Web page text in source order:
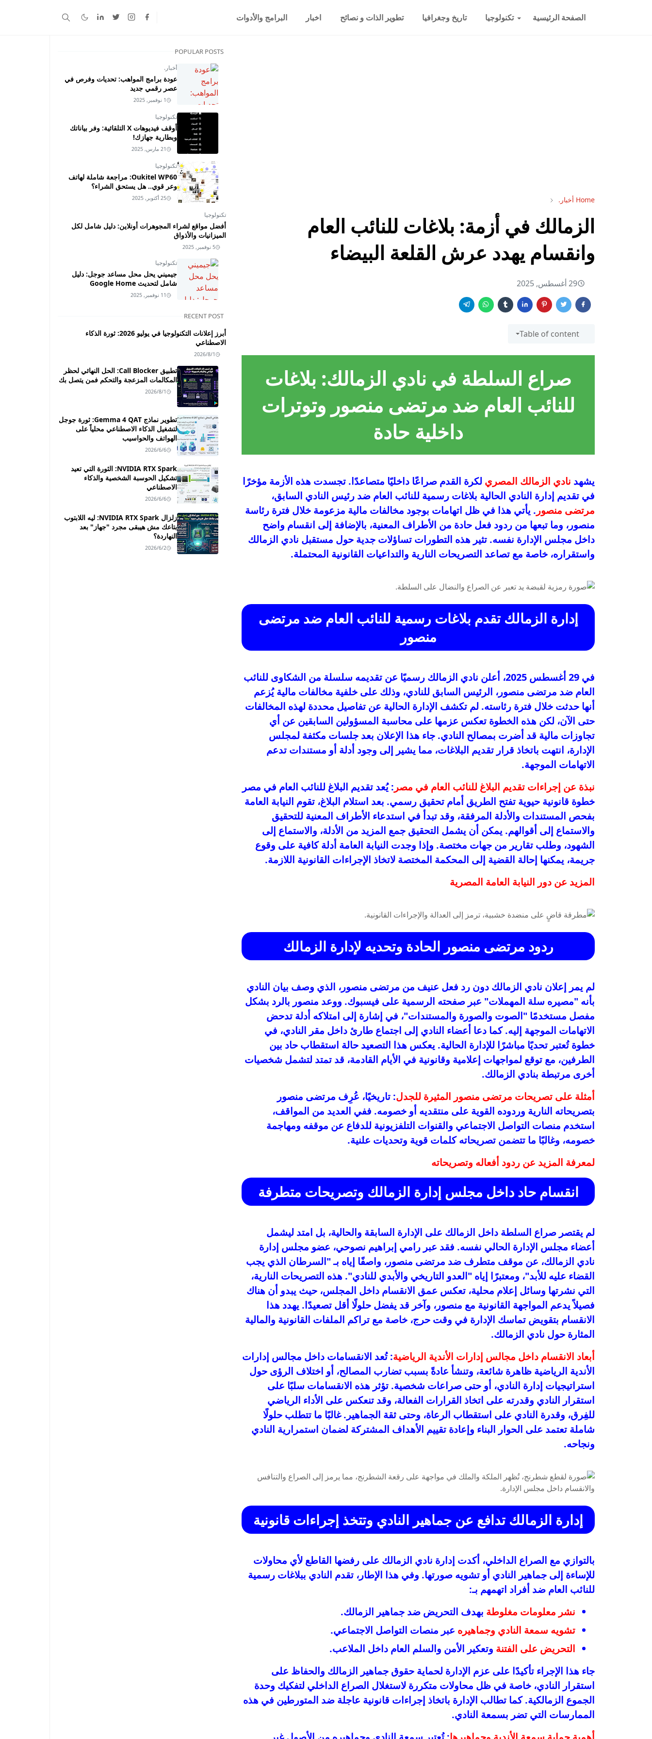
الصفحة الرئيسية تكنولوجيا تاريخ وجغرافيا تطوير الذات و نصائح اخبار البرامج والأدوات
Home أخبار.
الزمالك في أزمة: بلاغات للنائب العام
وانقسام يهدد عرش القلعة البيضاء
29 أغسطس, 2025
Table of content
صراع السلطة في نادي الزمالك: بلاغات
للنائب العام ضد مرتضى منصور وتوترات
داخلية حادة
يشهد نادي الزمالك المصري لكرة القدم صراعًا داخليًا متصاعدًا. تجسدت هذه الأزمة مؤخرًا
في تقديم إدارة النادي الحالية بلاغات رسمية للنائب العام ضد رئيس النادي السابق،
مرتضى منصور . يأتي هذا في ظل اتهامات بوجود مخالفات مالية مزعومة خلال فترة رئاسة
منصور، وما تبعها من ردود فعل حادة من الأطراف المعنية، بالإضافة إلى انقسام واضح
داخل مجلس الإدارة نفسه. تثير هذه التطورات تساؤلات جدية حول مستقبل نادي الزمالك
واستقراره، خاصة مع تصاعد التصريحات النارية والتداعيات القانونية المحتملة.
إدارة الزمالك تقدم بلاغات رسمية للنائب العام ضد مرتضى
منصور
في 29 أغسطس 2025، أعلن نادي الزمالك رسميًا عن تقديمه سلسلة من الشكاوى للنائب
العام ضد مرتضى منصور، الرئيس السابق للنادي، وذلك على خلفية مخالفات مالية يُزعم
أنها حدثت خلال فترة رئاسته. لم تكشف الإدارة الحالية عن تفاصيل محددة لهذه المخالفات
حتى الآن، لكن هذه الخطوة تعكس عزمها على محاسبة المسؤولين السابقين عن أي
تجاوزات مالية قد أضرت بمصالح النادي. جاء هذا الإعلان بعد جلسات مكثفة لمجلس
الإدارة، انتهت باتخاذ قرار تقديم البلاغات، مما يشير إلى وجود أدلة أو مستندات تدعم
الاتهامات الموجهة.
نبذة عن إجراءات تقديم البلاغ للنائب العام في مصر : يُعد تقديم البلاغ للنائب العام في مصر
خطوة قانونية حيوية تفتح الطريق أمام تحقيق رسمي. بعد استلام البلاغ، تقوم النيابة العامة
بفحص المستندات والأدلة المرفقة، وقد تبدأ في استدعاء الأطراف المعنية للتحقيق
والاستماع إلى أقوالهم. يمكن أن يشمل التحقيق جمع المزيد من الأدلة، والاستماع إلى
الشهود، وطلب تقارير من جهات مختصة. وإذا وجدت النيابة العامة أدلة كافية على وقوع
جريمة، يمكنها إحالة القضية إلى المحكمة المختصة لاتخاذ الإجراءات القانونية اللازمة.
المزيد عن دور النيابة العامة المصرية
ردود مرتضى منصور الحادة وتحديه لإدارة الزمالك
لم يمر إعلان نادي الزمالك دون رد فعل عنيف من مرتضى منصور، الذي وصف بيان النادي
بأنه "مصيره سلة المهملات" عبر صفحته الرسمية على فيسبوك. ووعد منصور بالرد بشكل
مفصل مستخدمًا "الصوت والصورة والمستندات"، في إشارة إلى امتلاكه أدلة تدحض
الاتهامات الموجهة إليه. كما دعا أعضاء النادي إلى اجتماع طارئ داخل مقر النادي، في
خطوة تُعتبر تحديًا مباشرًا للإدارة الحالية. يعكس هذا التصعيد حالة استقطاب حاد بين
الطرفين، مع توقع لمواجهات إعلامية وقانونية في الأيام القادمة، قد تمتد لتشمل شخصيات
أخرى مرتبطة بنادي الزمالك.
أمثلة على تصريحات مرتضى منصور المثيرة للجدل: تاريخيًا، عُرِف مرتضى منصور
بتصريحاته النارية وردوده القوية على منتقديه أو خصومه. ففي العديد من المواقف،
استخدم منصات التواصل الاجتماعي والقنوات التلفزيونية للدفاع عن موقفه ومهاجمة
خصومه، وغالبًا ما تتضمن تصريحاته كلمات قوية وتحديات علنية.
لمعرفة المزيد عن ردود أفعاله وتصريحاته
انقسام حاد داخل مجلس إدارة الزمالك وتصريحات متطرفة
لم يقتصر صراع السلطة داخل الزمالك على الإدارة السابقة والحالية، بل امتد ليشمل
أعضاء مجلس الإدارة الحالي نفسه. فقد عبر رامي إبراهيم نصوحي، عضو مجلس إدارة
نادي الزمالك، عن موقف متطرف ضد مرتضى منصور، واصفًا إياه بـ "السرطان الذي يجب
القضاء عليه للأبد"، ومعتبرًا إياه "العدو التاريخي والأبدي للنادي". هذه التصريحات النارية،
التي نشرتها وسائل إعلام محلية، تعكس عمق الانقسام داخل المجلس، حيث يبدو أن هناك
فصيلاً يدعم المواجهة القانونية مع منصور، وآخر قد يفضل حلولًا أقل تصعيدًا. يهدد هذا
الانقسام بتقويض تماسك الإدارة في وقت حرج، خاصة مع تراكم الملفات القانونية والمالية
المثارة حول نادي الزمالك.
أبعاد الانقسام داخل مجالس إدارات الأندية الرياضية: تُعد الانقسامات داخل مجالس إدارات
الأندية الرياضية ظاهرة شائعة، وتنشأ عادةً بسبب تضارب المصالح، أو اختلاف الرؤى حول
استراتيجيات إدارة النادي، أو حتى صراعات شخصية. تؤثر هذه الانقسامات سلبًا على
استقرار النادي وقدرته على اتخاذ القرارات الفعالة، وقد تنعكس على الأداء الرياضي
للفِرق، وقدرة النادي على استقطاب الرعاة، وحتى ثقة الجماهير. غالبًا ما تتطلب حلولًا
شاملة تعتمد على الحوار البناء وإعادة تقييم الأهداف المشتركة لضمان استمرارية النادي
ونجاحه.
إدارة الزمالك تدافع عن جماهير النادي وتتخذ إجراءات قانونية
بالتوازي مع الصراع الداخلي، أكدت إدارة نادي الزمالك على رفضها القاطع لأي محاولات
للإساءة إلى جماهير النادي أو تشويه صورتها. وفي هذا الإطار، تقدم النادي ببلاغات رسمية
للنائب العام ضد أفراد اتهمهم بـ:
نشر معلومات مغلوطة بهدف التحريض ضد جماهير الزمالك.
تشويه سمعة النادي وجماهيره عبر منصات التواصل الاجتماعي.
التحريض على الفتنة وتعكير الأمن والسلم العام داخل الملاعب.
جاء هذا الإجراء تأكيدًا على عزم الإدارة لحماية حقوق جماهير الزمالك والحفاظ على
استقرار النادي، خاصة في ظل محاولات متكررة لاستغلال الصراع الداخلي لتفكيك وحدة
الجموع الزمالكية. كما تطالب الإدارة باتخاذ إجراءات قانونية عاجلة ضد المتورطين في هذه
الممارسات التي تضر بسمعة النادي.
POPULAR POSTS
أخبار.
عودة برامج المواهب: تحديات وفرص في
عصر رقمي جديد
1 نوفمبر, 2025
تكنولوجيا
أوقف فيديوهات X التلقائية: وفر بياناتك
وبطارية جهازك!
21 مارس, 2025
تكنولوجيا
Oukitel WP60: مراجعة شاملة لهاتف
وعر قوي.. هل يستحق الشراء؟
25 أكتوبر, 2025
تكنولوجيا
أفضل مواقع لشراء المجوهرات أونلاين: دليل شامل لكل
الميزانيات والأذواق
5 نوفمبر, 2025
تكنولوجيا
جيميني يحل محل مساعد جوجل: دليل
شامل لتحديث Google Home
11 نوفمبر, 2025
RECENT POST
أبرز إعلانات التكنولوجيا في يوليو 2026: ثورة الذكاء
الاصطناعي
2026/8/1
تطبيق Call Blocker: الحل النهائي لحظر
المكالمات المزعجة والتحكم فمن يتصل بك
2026/8/1
تطوير نماذج Gemma 4 QAT: ثورة جوجل
لتشغيل الذكاء الاصطناعي محلياً على
الهواتف والحواسيب
2026/6/6
NVIDIA RTX Spark: الثورة التي تعيد
تشكيل الحوسبة الشخصية والذكاء
الاصطناعي
2026/6/6
زلزال NVIDIA RTX Spark: ليه اللابتوب
بتاعك مش هيبقى مجرد "جهاز" بعد
النهاردة؟
2026/6/2